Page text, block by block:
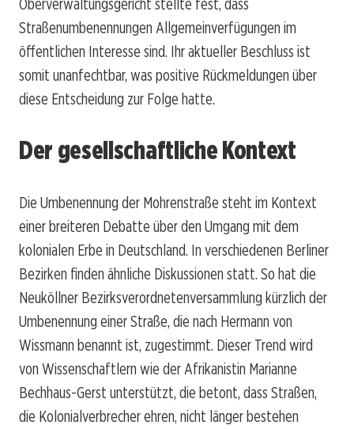
Straßenumbenennungen Allgemeinverfügungen im
öffentlichen Interesse sind. Ihr aktueller Beschluss ist
somit unanfechtbar, was positive Rückmeldungen über
diese Entscheidung zur Folge hatte.
Der gesellschaftliche Kontext
Die Umbenennung der Mohrenstraße steht im Kontext
einer breiteren Debatte über den Umgang mit dem
kolonialen Erbe in Deutschland. In verschiedenen Berliner
Bezirken finden ähnliche Diskussionen statt. So hat die
Neuköllner Bezirksverordnetenversammlung kürzlich der
Umbenennung einer Straße, die nach Hermann von
Wissmann benannt ist, zugestimmt. Dieser Trend wird
von Wissenschaftlern wie der Afrikanistin Marianne
Bechhaus-Gerst unterstützt, die betont, dass Straßen,
die Kolonialverbrecher ehren, nicht länger bestehen